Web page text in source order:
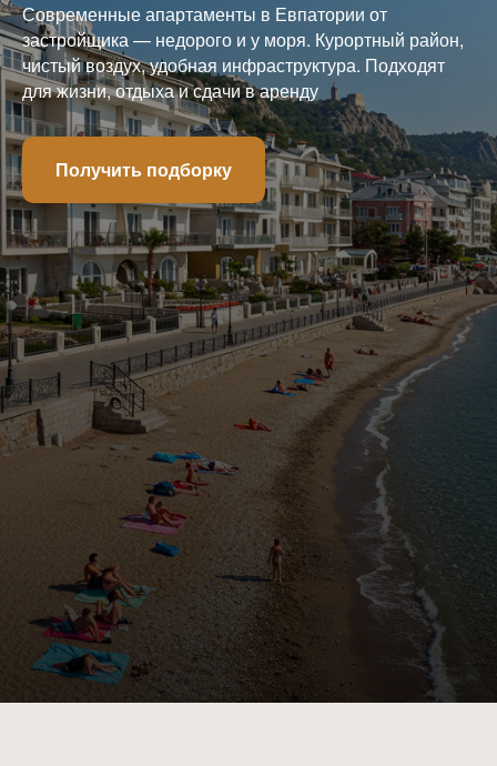
Современные апартаменты в Евпатории от
застройщика — недорого и у моря. Курортный район,
чистый воздух, удобная инфраструктура. Подходят
для жизни, отдыха и сдачи в аренду
Получить подборку